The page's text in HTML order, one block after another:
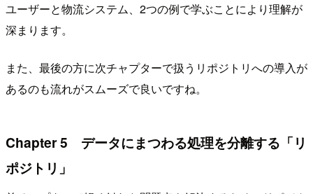
ユーザーと物流システム、2つの例で学ぶことにより理解が
深まります。
また、最後の方に次チャプターで扱うリポジトリへの導入が
あるのも流れがスムーズで良いですね。
Chapter 5 データにまつわる処理を分離する「リ
ポジトリ」